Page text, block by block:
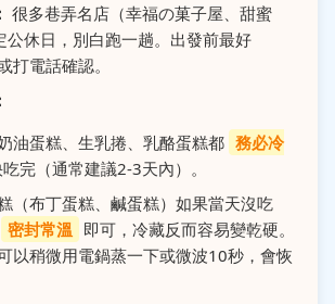
很多巷弄名店（幸福の菓子屋、甜蜜
公休日，別白跑一趟。出發前最好
打電話確認。
油蛋糕、生乳捲、乳酪蛋糕都 務必冷
吃完（通常建議2-3天內）。
（布丁蛋糕、鹹蛋糕）如果當天沒吃
密封常溫 即可，冷藏反而容易變乾硬。
以稍微用電鍋蒸一下或微波10秒，會恢